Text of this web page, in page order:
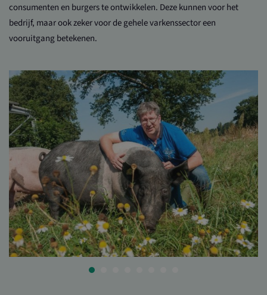
consumenten en burgers te ontwikkelen. Deze kunnen voor het
bedrijf, maar ook zeker voor de gehele varkenssector een
vooruitgang betekenen.